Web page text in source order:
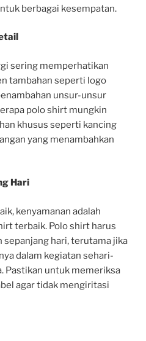
berbagai kesempatan.
sering memperhatikan
tambahan seperti logo
unsur-unsur
polo shirt mungkin
khusus seperti kancing
yang menambahkan
Hari
kenyamanan adalah
terbaik. Polo shirt harus
hari, terutama jika
dalam kegiatan sehari-
Pastikan untuk memeriksa
agar tidak mengiritasi